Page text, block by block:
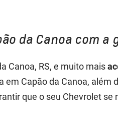
da Canoa com a
Canoa, RS, e muito mais
Capão da Canoa,
que o seu Chevrolet